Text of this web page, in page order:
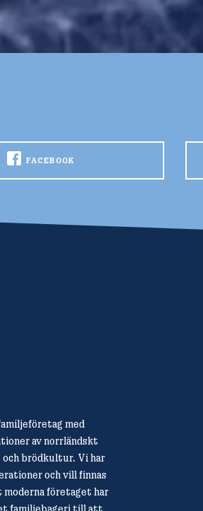
FACEBOOK
med
av norrländskt
brödkultur. Vi har
och vill finnas
företaget har